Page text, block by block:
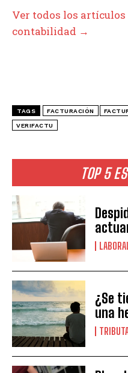
TOP 5
¿Se
una
Ver todos los
contabilidad →
TAGS FACTURACIÓN
VERIFACTU